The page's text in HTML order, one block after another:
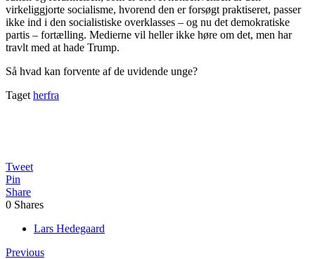
virkeliggjorte socialisme, hvorend den er forsøgt praktiseret, passer
ikke ind i den socialistiske overklasses – og nu det demokratiske
partis – fortælling. Medierne vil heller ikke høre om det, men har
travlt med at hade Trump.
Så hvad kan forvente af de uvidende unge?
Taget herfra
Tweet
Pin
Share
0 Shares
Lars Hedegaard
Previous